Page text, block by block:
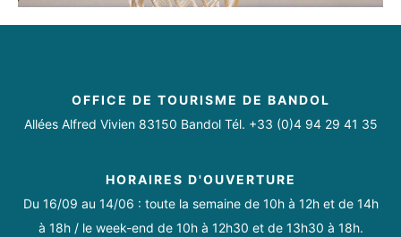
OFFICE DE TOURISME DE BANDOL
Allées Alfred Vivien 83150 Bandol Tél. +33 (0)4 94 29 41 35
HORAIRES D'OUVERTURE
Du 16/09 au 14/06 : toute la semaine de 10h à 12h et de 14h
à 18h / le week-end de 10h à 12h30 et de 13h30 à 18h.